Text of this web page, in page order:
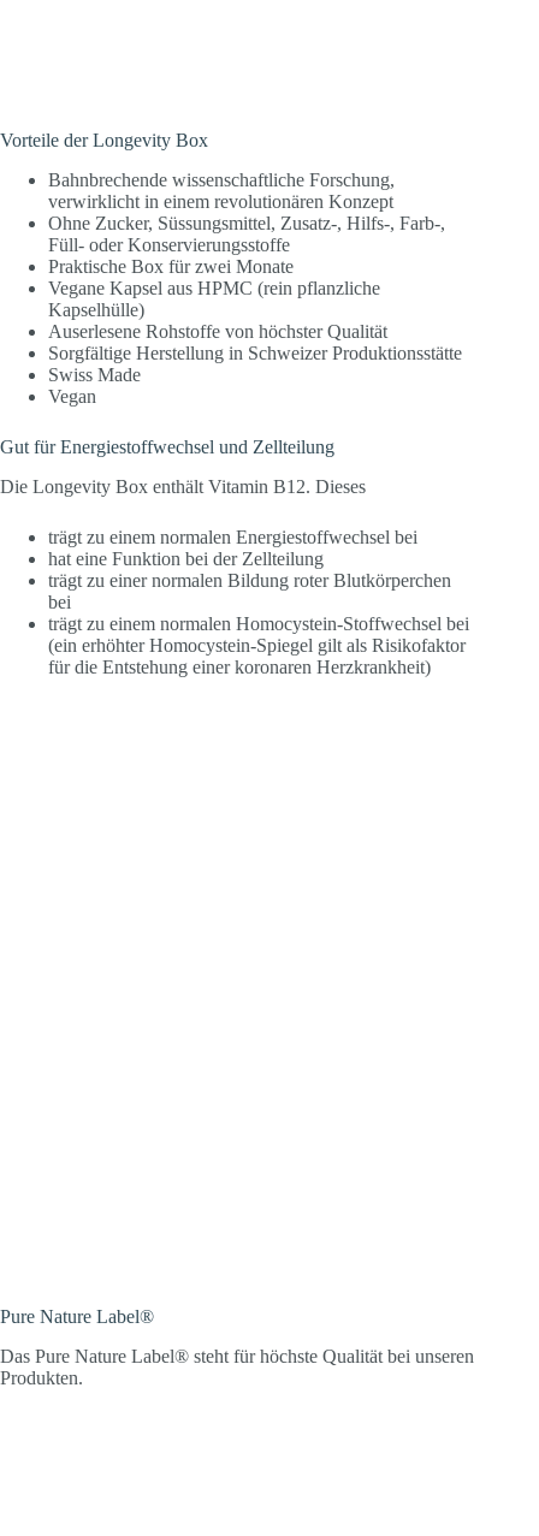
Vorteile der Longevity Box
Bahnbrechende wissenschaftliche Forschung,
verwirklicht in einem revolutionären Konzept
Ohne Zucker, Süssungsmittel, Zusatz-, Hilfs-, Farb-,
Füll- oder Konservierungsstoffe
Praktische Box für zwei Monate
Vegane Kapsel aus HPMC (rein pflanzliche
Kapselhülle)
Auserlesene Rohstoffe von höchster Qualität
Sorgfältige Herstellung in Schweizer Produktionsstätte
Swiss Made
Vegan
Gut für Energiestoffwechsel und Zellteilung
Die Longevity Box enthält Vitamin B12. Dieses
trägt zu einem normalen Energiestoffwechsel bei
hat eine Funktion bei der Zellteilung
trägt zu einer normalen Bildung roter Blutkörperchen
bei
trägt zu einem normalen Homocystein-Stoffwechsel bei
(ein erhöhter Homocystein-Spiegel gilt als Risikofaktor
für die Entstehung einer koronaren Herzkrankheit)
Pure Nature Label®
Das Pure Nature Label® steht für höchste Qualität bei unseren
Produkten.